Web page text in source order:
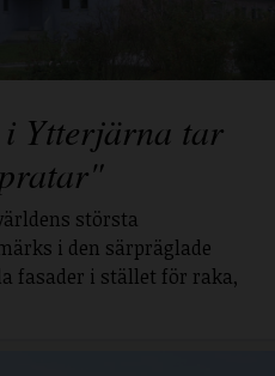
Ytterjärna tar
största
i den särpräglade
fasader i stället för raka,